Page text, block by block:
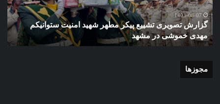
امنیت
ستوانیکم
مهدی
خموشی
در
1403-08-07
گزارش تصویری تشییع پیکر مطهر شهید امنیت ستوانیکم
مهدی خموشی در مشهد
با
مجوزها